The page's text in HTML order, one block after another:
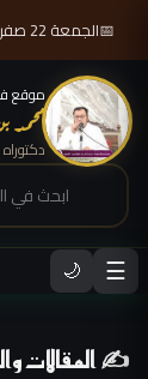
📅الجمعة 22 صفر 1448 -7 أغسطس 2026
موقع
محمد
☰
🌙
✍ المقالات